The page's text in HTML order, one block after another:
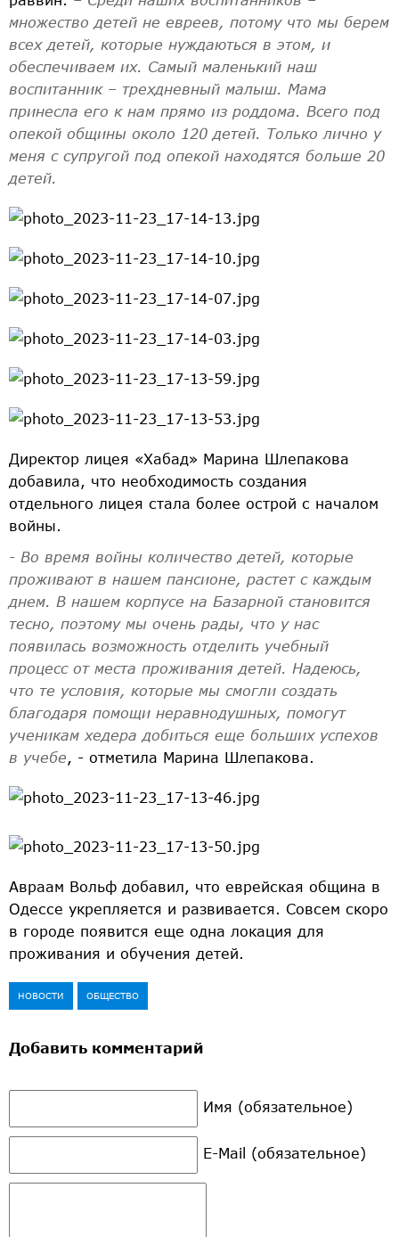
множество детей не евреев, потому что мы берем
всех детей, которые нуждаються в этом, и
обеспечиваем их. Самый маленький наш
воспитанник – трехдневный малыш. Мама
принесла его к нам прямо из роддома. Всего под
опекой общины около 120 детей. Только лично у
меня с супругой под опекой находятся больше 20
детей.
Директор лицея «Хабад» Марина Шлепакова
добавила, что необходимость создания
отдельного лицея стала более острой с началом
войны.
- Во время войны количество детей, которые
проживают в нашем пансионе, растет с каждым
днем. В нашем корпусе на Базарной становится
тесно, поэтому мы очень рады, что у нас
появилась возможность отделить учебный
процесс от места проживания детей. Надеюсь,
что те условия, которые мы смогли создать
благодаря помощи неравнодушных, помогут
ученикам хедера добиться еще больших успехов
в учебе , - отметила Марина Шлепакова.
Авраам Вольф добавил, что еврейская община в
Одессе укрепляется и развивается. Совсем скоро
в городе появится еще одна локация для
проживания и обучения детей.
НОВОСТИ ОБЩЕСТВО
Добавить комментарий
Имя (обязательное)
E-Mail (обязательное)